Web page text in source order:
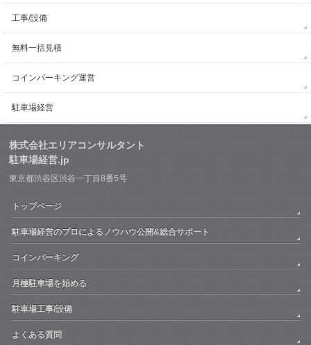
工事/設備
無料一括見積
コインパーキング運営
駐車場経営
株式会社エリアコンサルタント
駐車場経営.jp
東京都渋谷区渋谷一丁目8番5号
トップページ
駐車場経営のプロによるノウハウ公開&総合サポート
コインパーキング
月極駐車場を始める
駐車場工事/設備
よくある質問